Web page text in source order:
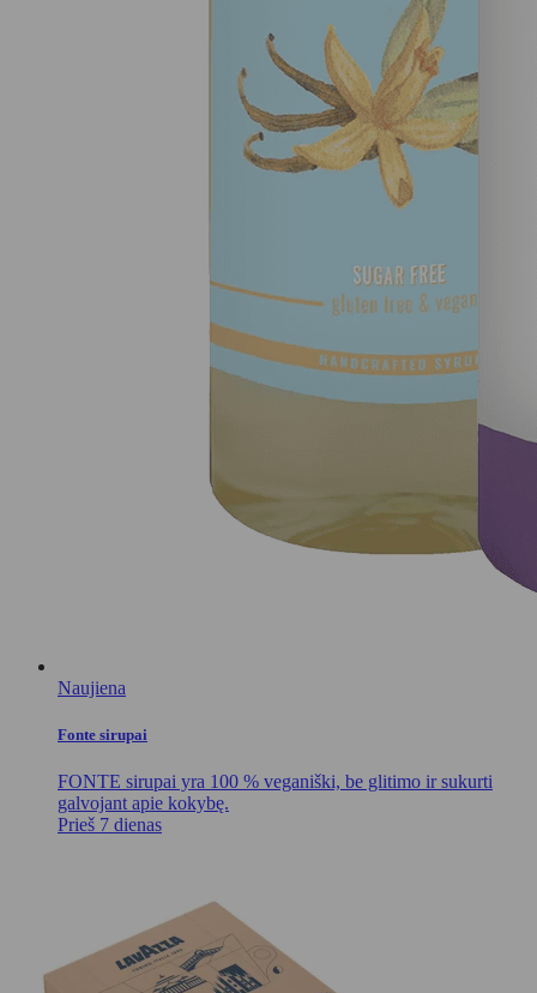
Naujiena
Fonte sirupai
FONTE sirupai yra 100 % veganiški, be glitimo ir sukurti
galvojant apie kokybę.
Prieš 7 dienas